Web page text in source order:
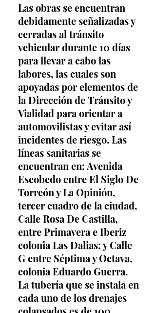
Las obras se encuentran
debidamente señalizadas y
cerradas al tránsito
vehicular durante 10 días
para llevar a cabo las
labores, las cuales son
apoyadas por elementos de
la Dirección de Tránsito y
Vialidad para orientar a
automovilistas y evitar así
incidentes de riesgo. Las
líneas sanitarias se
encuentran en: Avenida
Escobedo entre El Siglo De
Torreón y La Opinión,
tercer cuadro de la ciudad,
Calle Rosa De Castilla,
entre Primavera e Iberiz
colonia Las Dalias; y Calle
G entre Séptima y Octava,
colonia Eduardo Guerra.
La tubería que se instala en
cada uno de los drenajes